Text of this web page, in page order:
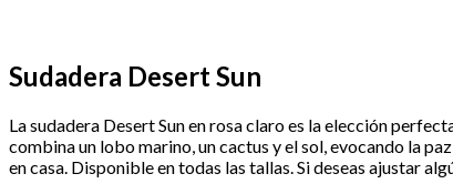
Sudadera Desert Sun
La sudadera Desert Sun en rosa claro es la elección
combina un lobo marino, un cactus y el sol, evocando la
en casa. Disponible en todas las tallas. Si deseas ajustar